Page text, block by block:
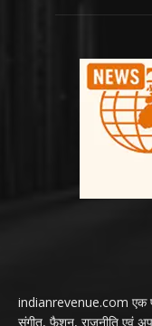
indianrevenue.com एक
संगीत, फैशन, राजनीति एवं